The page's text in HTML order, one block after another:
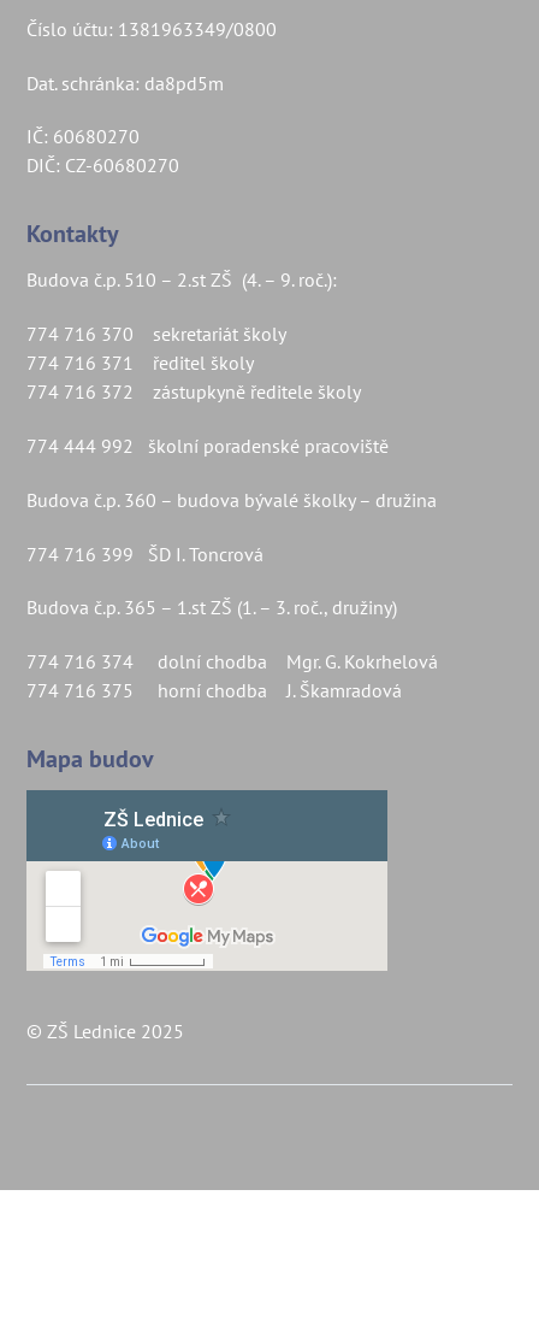
Číslo účtu: 1381963349/0800
Dat. schránka: da8pd5m
IČ: 60680270
DIČ: CZ-60680270
Kontakty
Budova č.p. 510 – 2.st ZŠ (4. – 9. roč.):
774 716 370 sekretariát školy
774 716 371 ředitel školy
774 716 372 zástupkyně ředitele školy
774 444 992 školní poradenské pracoviště
Budova č.p. 360 – budova bývalé školky – družina
774 716 399 ŠD I. Toncrová
Budova č.p. 365 – 1.st ZŠ (1. – 3. roč., družiny)
774 716 374 dolní chodba Mgr. G. Kokrhelová
774 716 375 horní chodba J. Škamradová
Mapa budov
© ZŠ Lednice 2025